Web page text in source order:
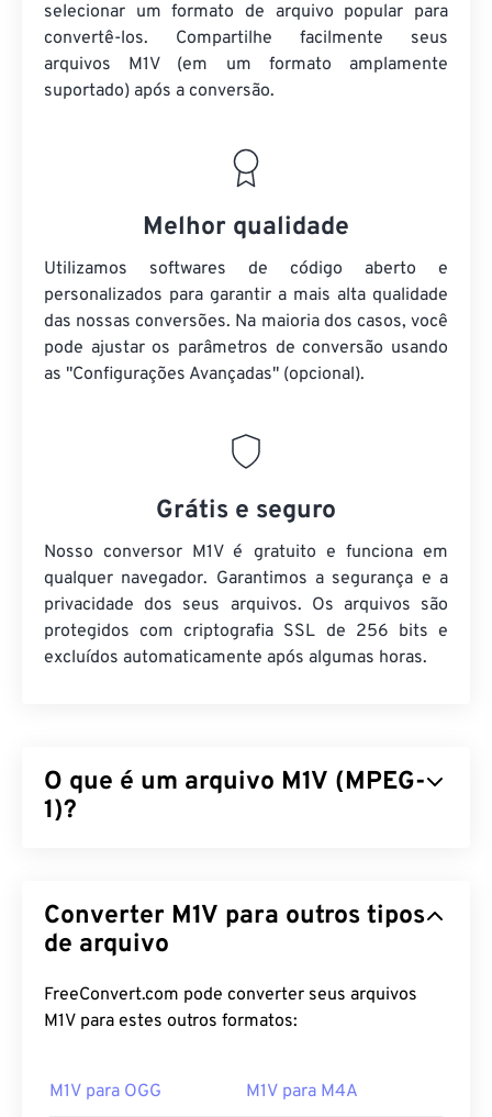
selecionar um formato de arquivo popular para
convertê-los. Compartilhe facilmente seus
arquivos M1V (em um formato amplamente
suportado) após a conversão.
Melhor qualidade
Utilizamos softwares de código aberto e
personalizados para garantir a mais alta qualidade
das nossas conversões. Na maioria dos casos, você
pode ajustar os parâmetros de conversão usando
as "Configurações Avançadas" (opcional).
Grátis e seguro
Nosso conversor M1V é gratuito e funciona em
qualquer navegador. Garantimos a segurança e a
privacidade dos seus arquivos. Os arquivos são
protegidos com criptografia SSL de 256 bits e
excluídos automaticamente após algumas horas.
O que é um arquivo M1V (MPEG-
1)?
antigo que se baseia em compressãocom perdase
foi projetado para comprimir arquivos de vídeo
compressão com perdas, o M1V é o mais
amplamente compatível com reprodutores,
Como abrir um arquivo M1V?
Converter M1V para outros tipos
de arquivo
FreeConvert.com pode converter seus arquivos
M1V para estes outros formatos:
M1V para OGG M1V para M4A